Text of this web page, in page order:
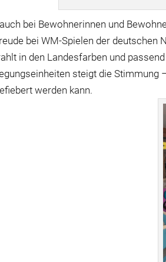
bei Bewohnerinnen und
bei WM-Spielen der deutschen
in den Landesfarben und
steigt die Stimmung
werden kann.